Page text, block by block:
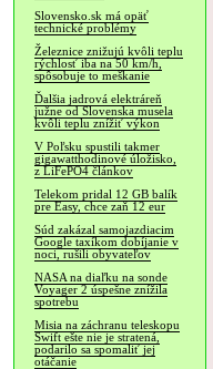
Slovensko.sk má opäť
technické problémy
Železnice znižujú kvôli teplu
rýchlosť iba na 50 km/h,
spôsobuje to meškanie
Ďalšia jadrová elektráreň
južne od Slovenska musela
kvôli teplu znížiť výkon
V Poľsku spustili takmer
gigawatthodinové úložisko,
z LiFePO4 článkov
Telekom pridal 12 GB balík
pre Easy, chce zaň 12 eur
Súd zakázal samojazdiacim
Google taxíkom dobíjanie v
noci, rušili obyvateľov
NASA na diaľku na sonde
Voyager 2 úspešne znížila
spotrebu
Misia na záchranu teleskopu
Swift ešte nie je stratená,
podarilo sa spomaliť jej
otáčanie